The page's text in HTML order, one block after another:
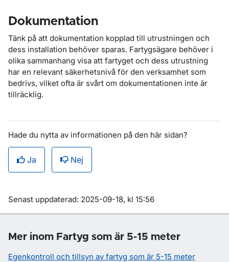
Dokumentation
Tänk på att dokumentation kopplad till utrustningen och
dess installation behöver sparas. Fartygsägare behöver i
olika sammanhang visa att fartyget och dess utrustning
har en relevant säkerhetsnivå för den verksamhet som
bedrivs, vilket ofta är svårt om dokumentationen inte är
tillräcklig.
Hade du nytta av informationen på den här sidan?
Ja Nej
Om sidan
Senast uppdaterad: 2025-09-18, kl 15:56
Mer inom Fartyg som är 5-15 meter
Egenkontroll och tillsyn av fartyg som är 5-15 meter